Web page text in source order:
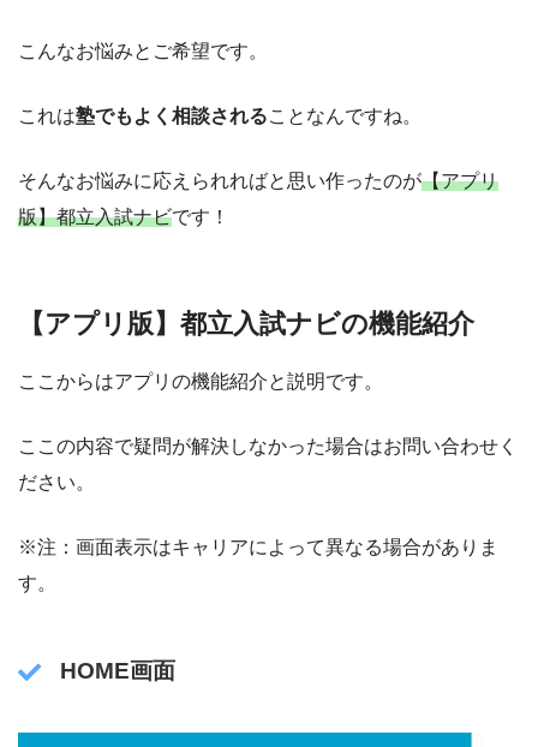
こんなお悩みとご希望です。
これは塾でもよく相談されることなんですね。
そんなお悩みに応えられればと思い作ったのが【アプリ
版】都立入試ナビです！
【アプリ版】都立入試ナビの機能紹介
ここからはアプリの機能紹介と説明です。
ここの内容で疑問が解決しなかった場合はお問い合わせく
ださい。
※注：画面表示はキャリアによって異なる場合がありま
す。
HOME画面